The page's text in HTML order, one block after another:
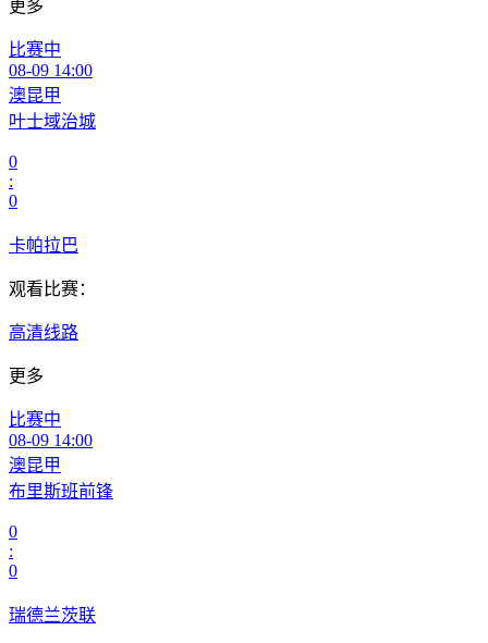
更多
比赛中
08-09 14:00
澳昆甲
叶士域治城
0
:
0
卡帕拉巴
观看比赛：
高清线路
更多
比赛中
08-09 14:00
澳昆甲
布里斯班前锋
0
:
0
瑞德兰茨联